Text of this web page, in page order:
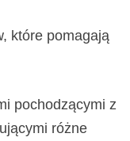
które pomagają
pochodzącymi z
różne